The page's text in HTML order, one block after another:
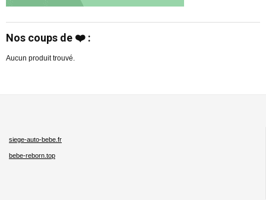
Nos coups de ❤️ :
Aucun produit trouvé.
siege-auto-bebe.fr
bebe-reborn.top